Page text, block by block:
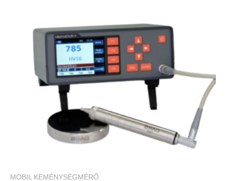
MOBIL KEMÉNYSÉGMÉRŐ